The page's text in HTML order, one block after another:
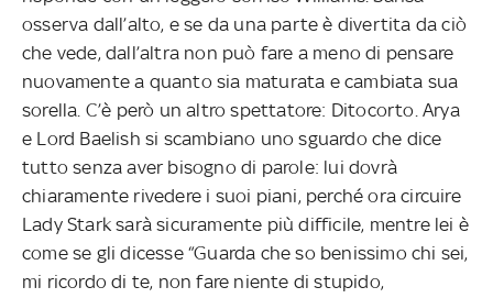
osserva dall’alto, e se da una parte è divertita da ciò
che vede, dall’altra non può fare a meno di pensare
nuovamente a quanto sia maturata e cambiata sua
sorella. C’è però un altro spettatore: Ditocorto. Arya
e Lord Baelish si scambiano uno sguardo che dice
tutto senza aver bisogno di parole: lui dovrà
chiaramente rivedere i suoi piani, perché ora circuire
Lady Stark sarà sicuramente più difficile, mentre lei è
come se gli dicesse “Guarda che so benissimo chi sei,
mi ricordo di te, non fare niente di stupido,